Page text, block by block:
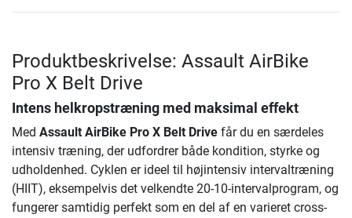
Produktbeskrivelse: Assault AirBike
Pro X Belt Drive
Intens helkropstræning med maksimal effekt
Med Assault AirBike Pro X Belt Drive får du en særdeles
intensiv træning, der udfordrer både kondition, styrke og
udholdenhed. Cyklen er ideel til højintensiv intervaltræning
(HIIT), eksempelvis det velkendte 20-10-intervalprogram, og
fungerer samtidig perfekt som en del af en varieret cross-